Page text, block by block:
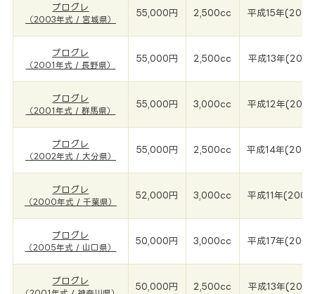
プログレ
（2003年式 / 宮城県）
55,000円 2,500cc 平成15年
プログレ
（2001年式 / 長野県）
55,000円 2,500cc 平成13年(2001
プログレ
（2001年式 / 群馬県）
55,000円 3,000cc 平成12年
プログレ
（2002年式 / 大分県）
55,000円 2,500cc 平成14年
プログレ
（2000年式 / 千葉県）
52,000円 3,000cc 平成11年
プログレ
（2005年式 / 山口県）
50,000円 3,000cc 平成17年
プログレ
50,000円 2,500cc 平成13年(2001